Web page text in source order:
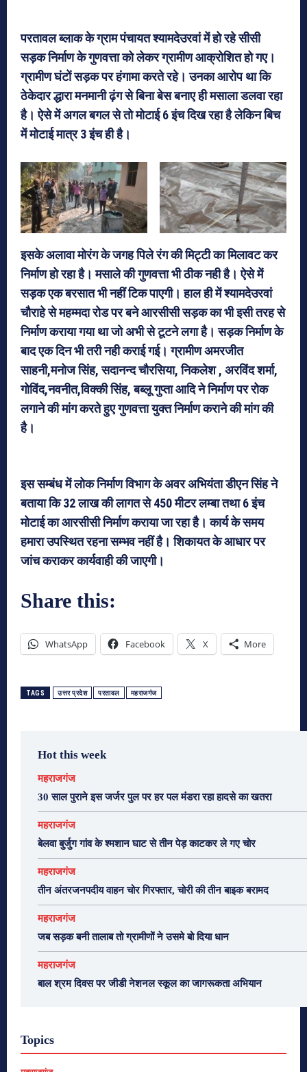
परतावल ब्लाक के ग्राम पंचायत श्यामदेउरवां में हो रहे सीसी
सड़क निर्माण के गुणवत्ता को लेकर ग्रामीण आक्रोशित हो गए।
ग्रामीण घंटों सड़क पर हंगामा करते रहे। उनका आरोप था कि
ठेकेदार द्धारा मनमानी ढ़ंग से बिना बेस बनाए ही मसाला डलवा रहा
है। ऐसे में अगल बगल से तो मोटाई 6 इंच दिख रहा है लेकिन बिच
में मोटाई मात्र 3 इंच ही है।
इसके अलावा मोरंग के जगह पिले रंग की मिट्टी का मिलावट कर
निर्माण हो रहा है। मसाले की गुणवत्ता भी ठीक नही है। ऐसे में
सड़क एक बरसात भी नहीं टिक पाएगी। हाल ही में श्यामदेउरवां
चौराहे से महम्मदा रोड पर बने आरसीसी सड़क का भी इसी तरह से
निर्माण कराया गया था जो अभी से टूटने लगा है। सड़क निर्माण के
बाद एक दिन भी तरी नही कराई गई। ग्रामीण अमरजीत
साहनी,मनोज सिंह, सदानन्द चौरसिया, निकलेश , अरविंद शर्मा,
गोविंद,नवनीत,विक्की सिंह, बब्लू गुप्ता आदि ने निर्माण पर रोक
लगाने की मांग करते हुए गुणवत्ता युक्त निर्माण कराने की मांग की
है।
इस सम्बंध में लोक निर्माण विभाग के अवर अभियंता डीएन सिंह ने
बताया कि 32 लाख की लागत से 450 मीटर लम्बा तथा 6 इंच
मोटाई का आरसीसी निर्माण कराया जा रहा है। कार्य के समय
हमारा उपस्थित रहना सम्भव नहीं है। शिकायत के आधार पर
जांच कराकर कार्यवाही की जाएगी।
Share this:
WhatsApp Facebook X More
TAGS उत्तर प्रदेश परतावल महराजगंज
Hot this week
महराजगंज
30 साल पुराने इस जर्जर पुल पर हर पल मंडरा रहा हादसे का खतरा
महराजगंज
बेलवा बुर्जुग गांव के श्मशान घाट से तीन पेड़ काटकर ले गए चोर
महराजगंज
तीन अंतरजनपदीय वाहन चोर गिरफ्तार, चोरी की तीन बाइक बरामद
महराजगंज
जब सड़क बनी तालाब तो ग्रामीणों ने उसमे बो दिया धान
महराजगंज
बाल श्रम दिवस पर जीडी नेशनल स्कूल का जागरूकता अभियान
Topics